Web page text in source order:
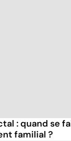
: quand se
familial ?